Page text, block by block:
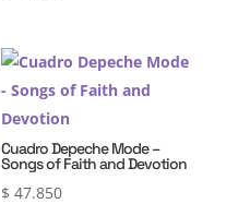
Cuadro Depeche Mode –
Songs of Faith and Devotion
$ 47.850